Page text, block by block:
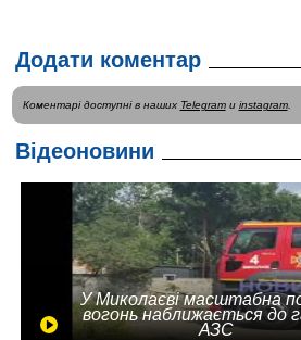
Додати коментар
Коментарі доступні в наших Telegramи instagram.
Відеоновини
У Миколаєві масштабна
вогонь наближається до
АЗС